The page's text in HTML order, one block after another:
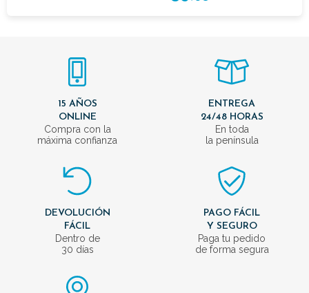
15 AÑOS
ONLINE
Compra con la
máxima confianza
ENTREGA
24/48 HORAS
En toda
la península
DEVOLUCIÓN
FÁCIL
Dentro de
30 días
PAGO FÁCIL
Y SEGURO
Paga tu pedido
de forma segura